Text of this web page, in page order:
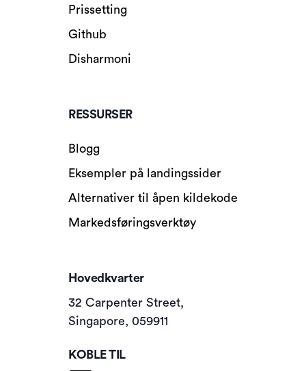
Prissetting
Github
Disharmoni
RESSURSER
Blogg
Eksempler på landingssider
Alternativer til åpen kildekode
Markedsføringsverktøy
Hovedkvarter
32 Carpenter Street,
Singapore, 059911
KOBLE TIL